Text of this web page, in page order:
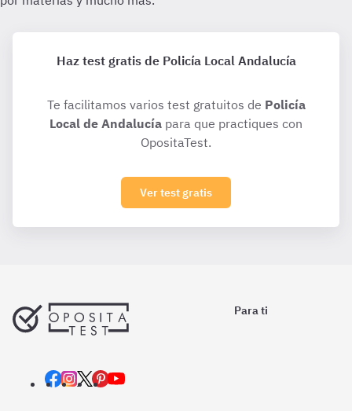
Haz test gratis de Policía Local Andalucía
Te facilitamos varios test gratuitos de Policía
Local de Andalucía para que practiques con
OpositaTest.
Ver test gratis
Para ti